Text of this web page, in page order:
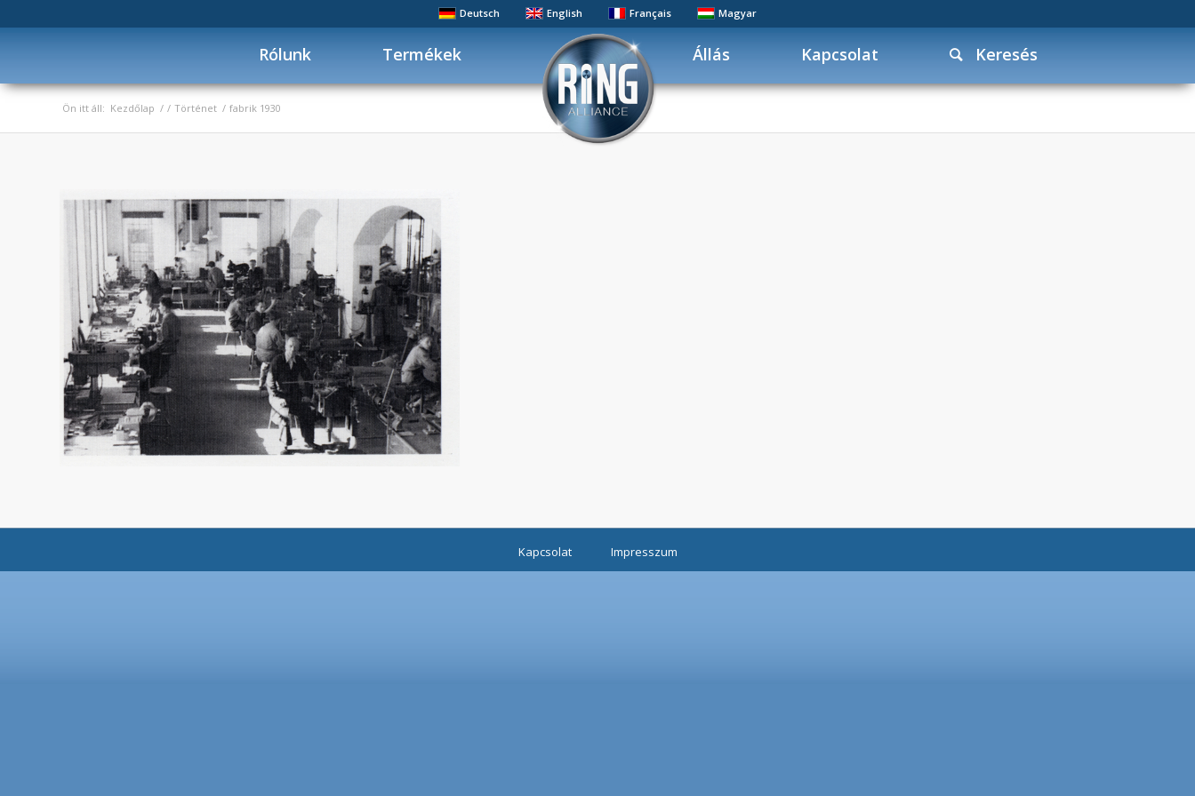
Deutsch English Français Magyar
Rólunk Termékek Állás Kapcsolat Keresés
Ön itt áll: Kezdőlap / / Történet / fabrik 1930
Kapcsolat Impresszum